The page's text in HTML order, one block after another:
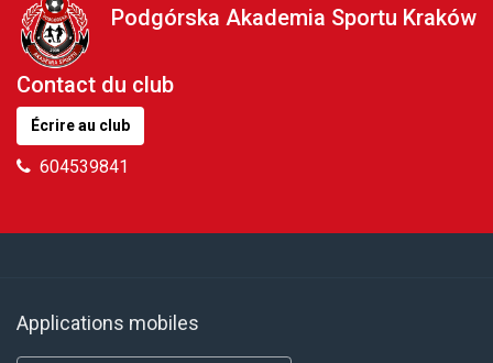
Podgórska Akademia Sportu Kraków
Contact du club
Écrire au club
604539841
Applications mobiles